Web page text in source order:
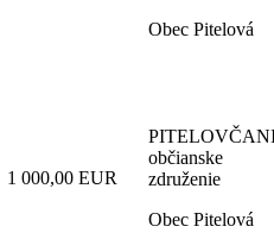
Obec Pitelová
1 000,00 EUR
občianske
združenie
Obec Pitelová